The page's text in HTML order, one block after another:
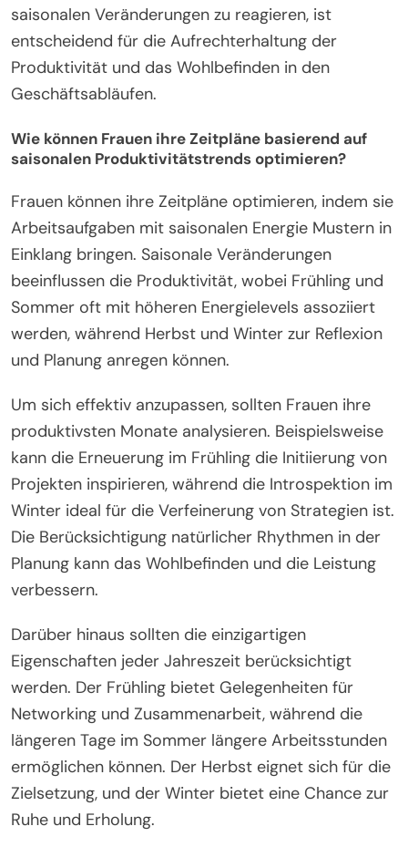
Dienstleistungen erhöhen, während der Winter in
bestimmten Sektoren zu langsameren Verkäufen
führen kann. Darüber hinaus können Feiertage und
lokale Veranstaltungen Spitzen in der
Frauenunternehmerinnen Anpassungen ihrer
Strategien erfordert. Die Fähigkeit, auf diese
saisonalen Veränderungen zu reagieren, ist
entscheidend für die Aufrechterhaltung der
Produktivität und das Wohlbefinden in den
Geschäftsabläufen.
Wie können Frauen ihre Zeitpläne basierend auf
saisonalen Produktivitätstrends optimieren?
Arbeitsaufgaben mit saisonalen Energie Mustern in
Einklang bringen. Saisonale Veränderungen
beeinflussen die Produktivität, wobei Frühling und
Sommer oft mit höheren Energielevels assoziiert
werden, während Herbst und Winter zur Reflexion
und Planung anregen können.
Um sich effektiv anzupassen, sollten Frauen ihre
kann die Erneuerung im Frühling die Initiierung von
Projekten inspirieren, während die Introspektion im
Winter ideal für die Verfeinerung von Strategien ist.
Die Berücksichtigung natürlicher Rhythmen in der
Planung kann das Wohlbefinden und die Leistung
verbessern.
Darüber hinaus sollten die einzigartigen